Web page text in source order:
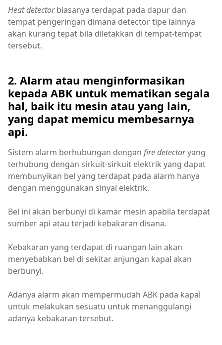
Heat detectorbiasanya terdapat pada dapur dan
tempat pengeringan dimana detector tipe lainnya
akan kurang tepat bila diletakkan di tempat-tempat
tersebut.
2. Alarm atau menginformasikan
kepada ABK untuk mematikan segala
hal, baik itu mesin atau yang lain,
yang dapat memicu membesarnya
api.
Sistem alarm berhubungan dengan fire detectoryang
terhubung dengan sirkuit-sirkuit elektrik yang dapat
membunyikan bel yang terdapat pada alarm hanya
dengan menggunakan sinyal elektrik.
Bel ini akan berbunyi di kamar mesin apabila terdapat
sumber api atau terjadi kebakaran disana.
Kebakaran yang terdapat di ruangan lain akan
menyebabkan bel di sekitar anjungan kapal akan
berbunyi.
Adanya alarm akan mempermudah ABK pada kapal
untuk melakukan sesuatu untuk menanggulangi
adanya kebakaran tersebut.